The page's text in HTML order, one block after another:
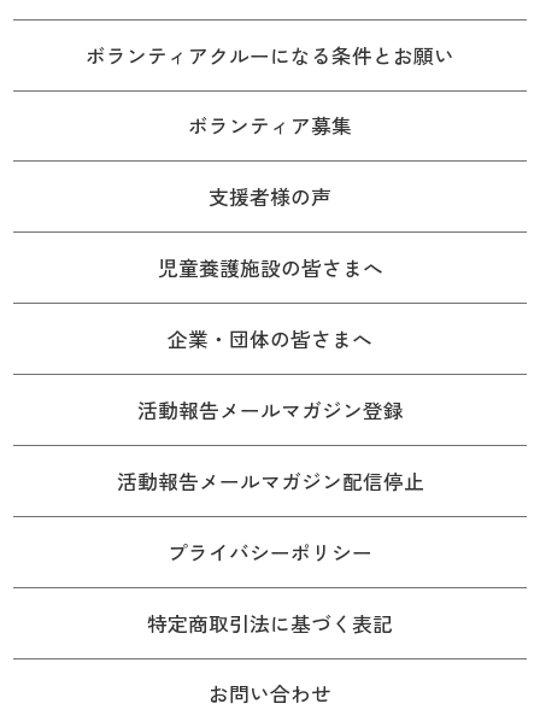
ボランティアクルーになる条件とお願い
ボランティア募集
支援者様の声
児童養護施設の皆さまへ
企業・団体の皆さまへ
活動報告メールマガジン登録
活動報告メールマガジン配信停止
プライバシーポリシー
特定商取引法に基づく表記
お問い合わせ